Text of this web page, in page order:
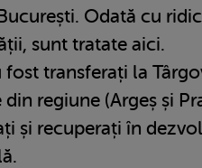
Odată cu
sunt tratate aici.
transferați la
regiune (Argeș și
și recuperați în